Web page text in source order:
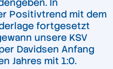
In
Positivtrend mit dem
fortgesetzt
unsere KSV
Davidsen Anfang
Jahres mit 1:0.